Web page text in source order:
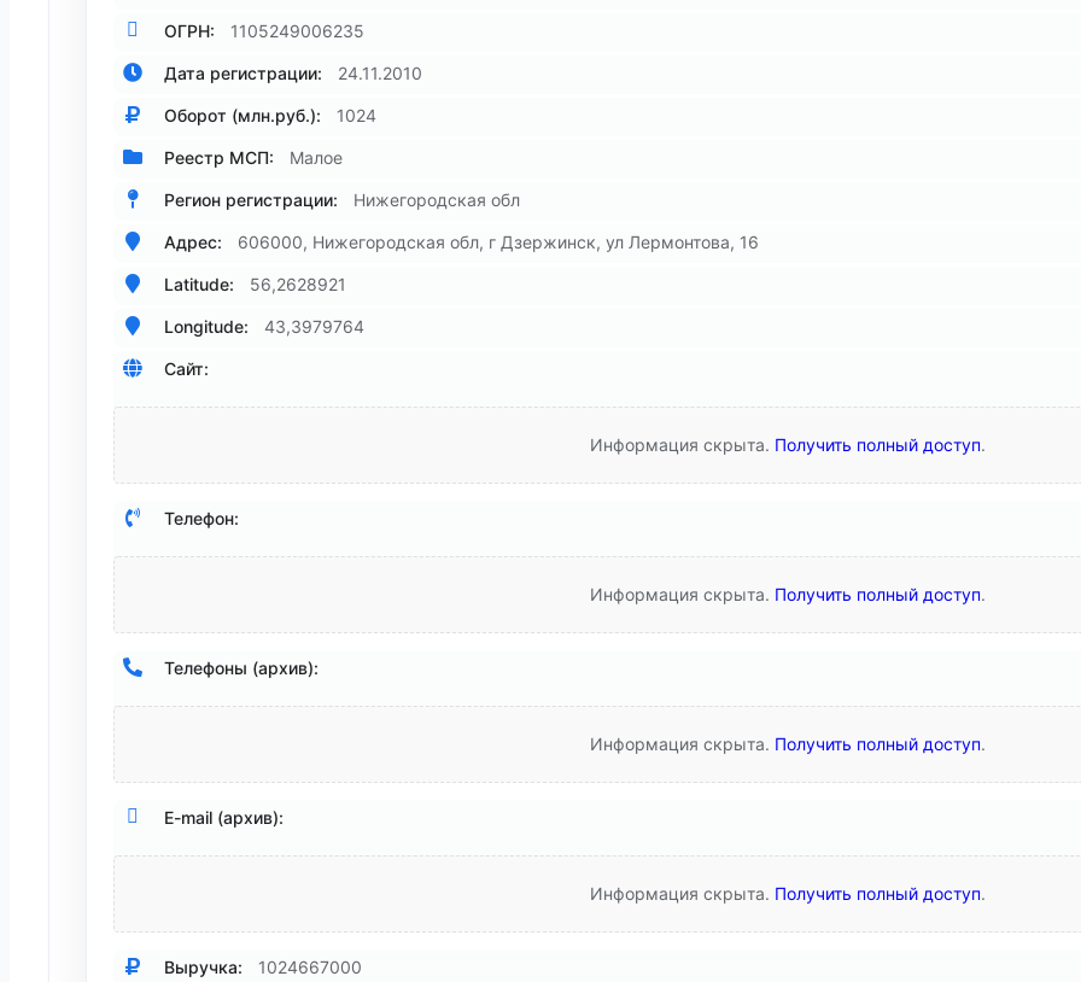
ОГРН: 1105249006235
Дата регистрации: 24.11.2010
Оборот (млн.руб.): 1024
Реестр МСП: Малое
Регион регистрации: Нижегородская обл
Адрес: 606000, Нижегородская обл, г Дзержинск, ул Лермонтова, 16
Latitude: 56,2628921
Longitude: 43,3979764
Сайт:
Информация скрыта. Получить полный доступ.
Телефон:
Информация скрыта. Получить полный доступ.
Телефоны (архив):
Информация скрыта. Получить полный доступ.
E-mail (архив):
Информация скрыта. Получить полный доступ.
Выручка: 1024667000